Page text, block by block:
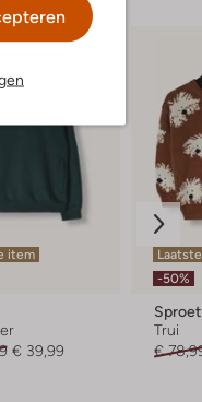
item
€ 39,99
-50%
Trui
€